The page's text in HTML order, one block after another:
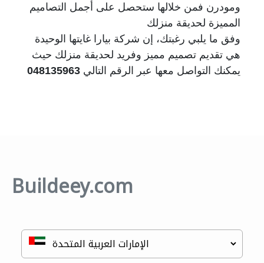
ومودرن فمن خلالها ستحصل على أجمل التصاميم
المميزة لحديقة منزلك
وفق ما يلبي رغبتك، إن شركة بيارا غايتها الوحيدة
هي تقديم تصميم مميز وفريد لحديقة منزلك حيث
يمكنك التواصل معها عبر الرقم التالي 048135963
Buildeey.com